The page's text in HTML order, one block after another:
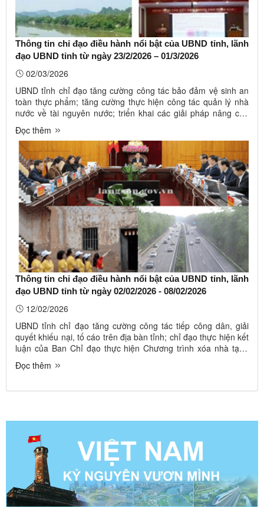
Thông tin chỉ đạo điều hành nổi bật của UBND tỉnh, lãnh
đạo UBND tỉnh từ ngày 23/2/2026 – 01/3/2026
02/03/2026
UBND tỉnh chỉ đạo tăng cường công tác bảo đảm vệ sinh an
toàn thực phẩm; tăng cường thực hiện công tác quản lý nhà
nước về tài nguyên nước; triển khai các giải pháp nâng cao
hiệu quả đầu tư nguồn lực phát triển nông nghiệp hiệu quả,
bền vững; Chỉ thị về việc đẩy nhanh tiến độ hoàn thành Tổng
điều ...
Đọc thêm
Thông tin chỉ đạo điều hành nổi bật của UBND tỉnh, lãnh
đạo UBND tỉnh từ ngày 02/02/2026 - 08/02/2026
12/02/2026
UBND tỉnh chỉ đạo tăng cường công tác tiếp công dân, giải
quyết khiếu nại, tố cáo trên địa bàn tỉnh; chỉ đạo thực hiện kết
luận của Ban Chỉ đạo thực hiện Chương trình xóa nhà tạm,
nhà dột nát và phát triển nhà ở xã hội trên địa bàn tỉnh; thực
hiện Chỉ thị số 02-CT/TU, ngày 21/10/2025 của Ban Thường
Đọc thêm